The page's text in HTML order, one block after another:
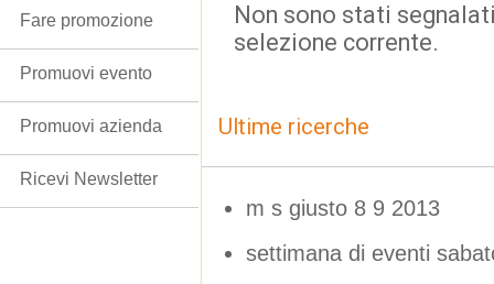
Non sono stati
selezione corrente.
Ultime ricerche
m s giusto 8 9 2013
settimana di eventi
Fare promozione
Promuovi evento
Promuovi azienda
Ricevi Newsletter